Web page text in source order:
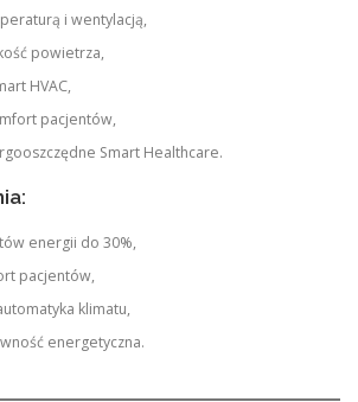
i wentylacją,
powietrza,
HVAC,
pacjentów,
Smart Healthcare.
energii do 30%,
pacjentów,
klimatu,
energetyczna.